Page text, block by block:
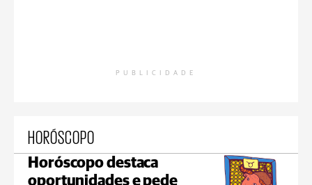
PUBLICIDADE
HORÓSCOPO
Horóscopo destaca
oportunidades e pede